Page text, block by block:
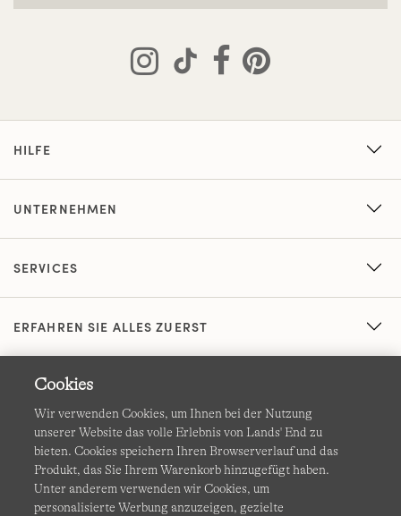
HILFE
UNTERNEHMEN
SERVICES
ERFAHREN SIE ALLES ZUERST
AGB Datenschutz & Sicherheit
Cookies
Wir verwenden Cookies, um Ihnen bei der Nutzung
unserer Website das volle Erlebnis von Lands' End zu
bieten. Cookies speichern Ihren Browserverlauf und das
Produkt, das Sie Ihrem Warenkorb hinzugefügt haben.
Unter anderem verwenden wir Cookies, um
personalisierte Werbung anzuzeigen, gezielte